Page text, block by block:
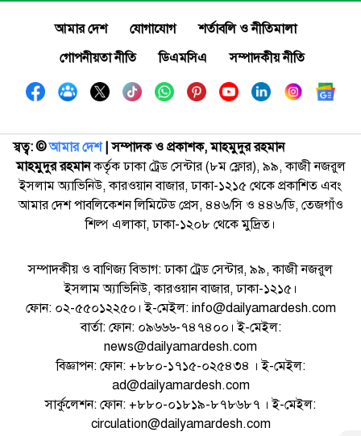
আমার দেশ যোগাযোগ
শর্তাবলি ও নীতিমালা
গোপনীয়তা নীতি
ডিএমসিএ সম্পাদকীয় নীতি
স্বত্ব: ©️আমার দেশ| সম্পাদক ও প্রকাশক, মাহমুদুর রহমান
মাহমুদুর রহমানকর্তৃক ঢাকা ট্রেড সেন্টার (৮ম ফ্লোর), ৯৯, কাজী নজরুল
ইসলাম অ্যাভিনিউ, কারওয়ান বাজার, ঢাকা-১২১৫ থেকে প্রকাশিত এবং
আমার দেশ পাবলিকেশন লিমিটেড প্রেস, ৪৪৬/সি ও ৪৪৬/ডি, তেজগাঁও
শিল্প এলাকা, ঢাকা-১২০৮ থেকে মুদ্রিত।
সম্পাদকীয় ও বাণিজ্য বিভাগ: ঢাকা ট্রেড সেন্টার, ৯৯, কাজী নজরুল
ইসলাম অ্যাভিনিউ, কারওয়ান বাজার, ঢাকা-১২১৫।
ফোন: ০২-৫৫০১২২৫০। ই-মেইল: info@dailyamardesh.com
বার্তা: ফোন: ০৯৬৬৬-৭৪৭৪০০। ই-মেইল:
news@dailyamardesh.com
বিজ্ঞাপন: ফোন: +৮৮০-১৭১৫-০২৫৪৩৪ । ই-মেইল:
ad@dailyamardesh.com
সার্কুলেশন: ফোন: +৮৮০-০১৮১৯-৮৭৮৬৮৭ । ই-মেইল:
circulation@dailyamardesh.com